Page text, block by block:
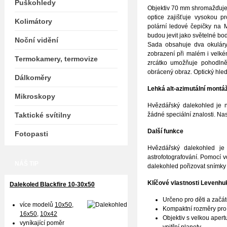
Objektiv 70 mm
optice zajišťuje vysokou
polární ledové čepičky na
budou jevit jako světelné
Sada obsahuje dva
zobrazení při malém i
zrcátko umožňuje
obrácený obraz. Optický
Lehká alt-azimutální
Hvězdářský dalekohled je
žádné speciální znalosti.
Další funkce
Hvězdářský dalekohled
astrofotografování. Pomocí
dalekohled pořizovat
Klíčové vlastnosti
Určeno pro děti a
Kompaktní rozměry
Objektiv s velkou
Puškohledy
Kolimátory
Noční vidění
Termokamery, termovize
Dálkoměry
Mikroskopy
Taktické svítilny
Fotopasti
Dalekoled Blackfire 10-30x50
více modelů 10x50,
16x50, 10x42
vyníkající poměr